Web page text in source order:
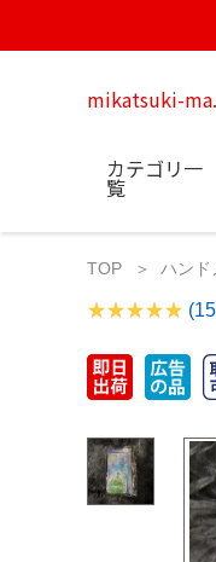
mikatsuki-
カテゴリ一
覧
TOP ハンド